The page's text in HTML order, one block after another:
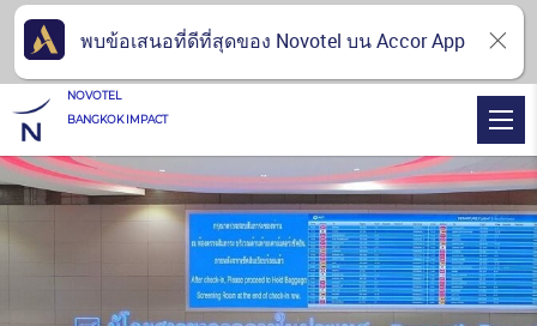
NOVOTEL
BANGKOK IMPACT
พบข้อเสนอที่ดีที่สุดของ Novotel บน Accor App